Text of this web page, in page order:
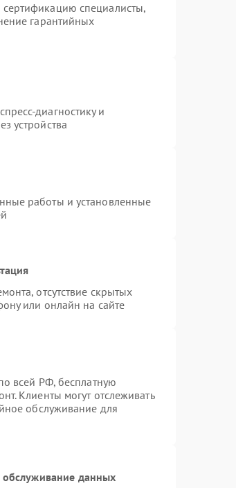
специалисты,
гарантийных
диагностику и
устройства
работы и установленные
отсутствие скрытых
или онлайн на сайте
всей РФ, бесплатную
Клиенты могут отслеживать
обслуживание для
данных